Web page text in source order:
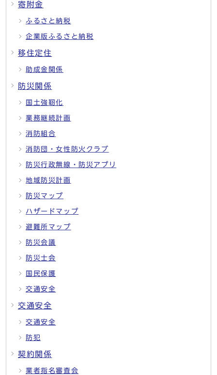
寄附金
ふるさと納税
企業版ふるさと納税
移住定住
助成金関係
防災関係
国土強靭化
業務継続計画
消防組合
消防団・女性防火クラブ
防災行政無線・防災アプリ
地域防災計画
防災マップ
ハザードマップ
避難所マップ
防災会議
防災士会
国民保護
交通安全
交通安全
交通安全
防犯
契約関係
業者指名審査会